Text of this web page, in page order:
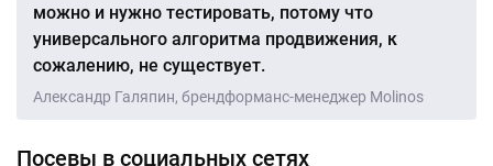
можно и нужно тестировать, потому что
универсального алгоритма продвижения, к
сожалению, не существует.
Александр Галяпин, брендформанс-менеджер Molinos
Посевы в социальных сетях